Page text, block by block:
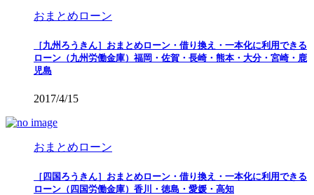
おまとめローン
［九州ろうきん］おまとめローン・借り換え・一本化に利用できる
ローン（九州労働金庫）福岡・佐賀・長崎・熊本・大分・宮崎・鹿
児島
2017/4/15
おまとめローン
［四国ろうきん］おまとめローン・借り換え・一本化に利用できる
ローン（四国労働金庫）香川・徳島・愛媛・高知